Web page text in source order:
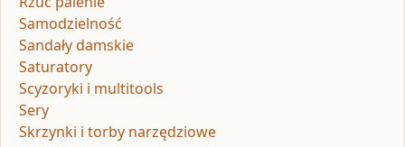
Samodzielność
Sandały damskie
Saturatory
Scyzoryki i multitools
Sery
Skrzynki i torby narzędziowe